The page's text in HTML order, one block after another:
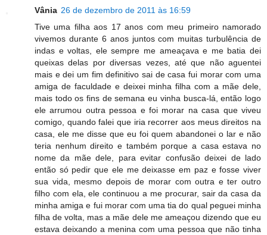
Vânia 26 de dezembro de 2011 às 16:59
Tive uma filha aos 17 anos com meu primeiro namorado
vivemos durante 6 anos juntos com muitas turbulência de
indas e voltas, ele sempre me ameaçava e me batia dei
queixas delas por diversas vezes, até que não aguentei
mais e dei um fim definitivo sai de casa fui morar com uma
amiga de faculdade e deixei minha filha com a mãe dele,
mais todo os fins de semana eu vinha busca-lá, então logo
ele arrumou outra pessoa e foi morar na casa que viveu
comigo, quando falei que iria recorrer aos meus direitos na
casa, ele me disse que eu foi quem abandonei o lar e não
teria nenhum direito e também porque a casa estava no
nome da mãe dele, para evitar confusão deixei de lado
então só pedir que ele me deixasse em paz e fosse viver
sua vida, mesmo depois de morar com outra e ter outro
filho com ela, ele continuou a me procurar, sair da casa da
minha amiga e fui morar com uma tia do qual peguei minha
filha de volta, mas a mãe dele me ameaçou dizendo que eu
estava deixando a menina com uma pessoa que não tinha